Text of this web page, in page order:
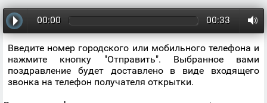
00:00 00:33
Введите номер городского или мобильного телефона и
нажмите кнопку "Отправить". Выбранное вами
поздравление будет доставлено в виде входящего
звонка на телефон получателя открытки.